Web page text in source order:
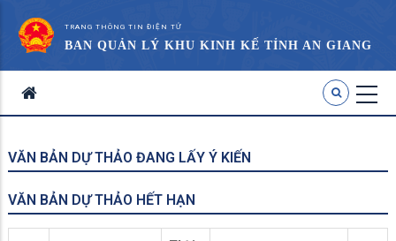
TRANG THÔNG TIN ĐIỆN TỬ
BAN QUẢN LÝ KHU KINH KẾ TỈNH AN GIANG
VĂN BẢN DỰ THẢO ĐANG LẤY Ý KIẾN
VĂN BẢN DỰ THẢO HẾT HẠN